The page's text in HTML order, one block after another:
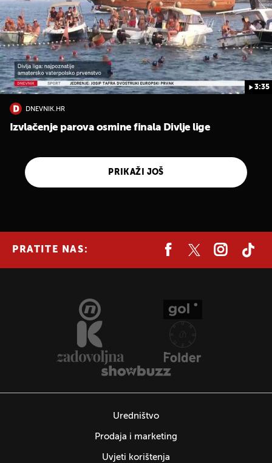
3:35
DNEVNIK.HR
Izvlačenje parova osmine finala Divlje lige
PRIKAŽI JOŠ
PRATITE NAS:
Uredništvo
Prodaja i marketing
Uvjeti korištenja